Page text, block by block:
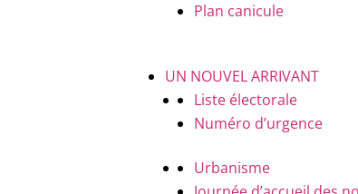
Plan canicule
UN NOUVEL ARRIVANT
Liste électorale
Numéro d’urgence
Urbanisme